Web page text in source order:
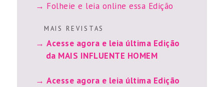
Folheie e leia online essa Edição
M A I S R E V I S T A S
Acesse agora e leia última Edição
da MAIS INFLUENTE HOMEM
Acesse agora e leia última Edição